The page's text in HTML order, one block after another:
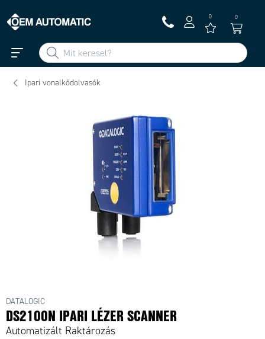
0 0
Ipari vonalkódolvasók
DATALOGIC
DS2100N IPARI LÉZER SCANNER
Automatizált Raktározás